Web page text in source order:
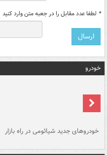
* لطفا عدد مقابل را در جعبه متن وارد کنید
خودرو
خودروهای جدید شیائومی در راه بازار